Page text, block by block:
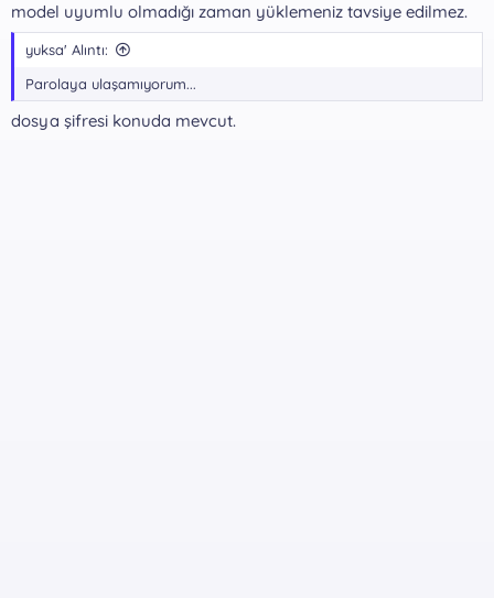
model uyumlu olmadığı zaman yüklemeniz tavsiye edilmez.
yuksa' Alıntı:
Parolaya ulaşamıyorum...
dosya şifresi konuda mevcut.